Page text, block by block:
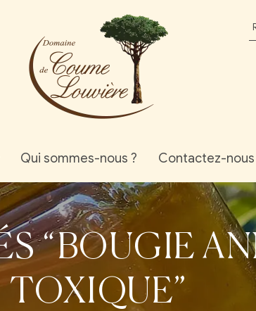
Qui sommes-nous ? Contactez-nous
“BOUGIE
TOXIQUE”